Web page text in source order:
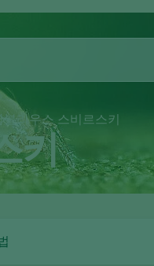
블리우스 스비르스키
키